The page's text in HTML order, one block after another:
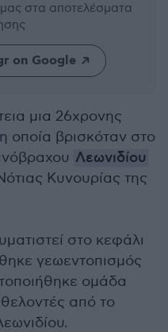
στα αποτελέσματα
on Google
μια 26χρονης
η οποία βρισκόταν στο
Λεωνιδίου
Κυνουρίας της
στο κεφάλι
γεωεντοπισμός
ομάδα
από το